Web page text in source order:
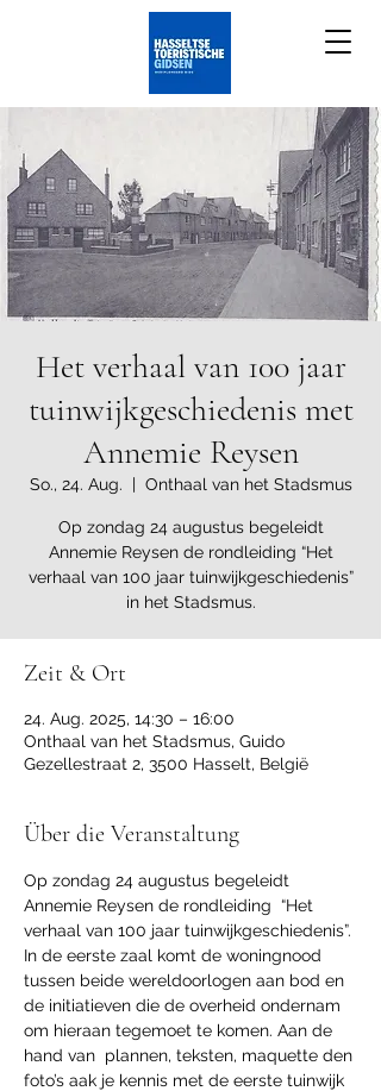
Het verhaal van 100 jaar
tuinwijkgeschiedenis met
Annemie Reysen
So., 24. Aug.
  |
Onthaal van het Stadsmus
Op zondag 24 augustus begeleidt
Annemie Reysen de rondleiding “Het
verhaal van 100 jaar tuinwijkgeschiedenis”
in het Stadsmus.
Zeit & Ort
24. Aug. 2025, 14:30 – 16:00
Onthaal van het Stadsmus, Guido
Gezellestraat 2, 3500 Hasselt, België
Über die Veranstaltung
Op zondag 24 augustus begeleidt
Annemie Reysen de rondleiding  “Het
verhaal van 100 jaar tuinwijkgeschiedenis”.
In de eerste zaal komt de woningnood
tussen beide wereldoorlogen aan bod en
de initiatieven die de overheid ondernam
om hieraan tegemoet te komen. Aan de
hand van  plannen, teksten, maquette den
foto’s aak je kennis met de eerste tuinwijk